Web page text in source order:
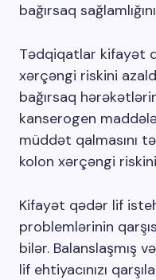
bağırsaq
Tədqiqatlar kifayət
xərçəngi riskini
bağırsaq
kanserogen
müddət qalmasını
kolon xərçəngi
Kifayət qədər lif
problemlərinin
bilər. Balanslaşmış
lif ehtiyacınızı